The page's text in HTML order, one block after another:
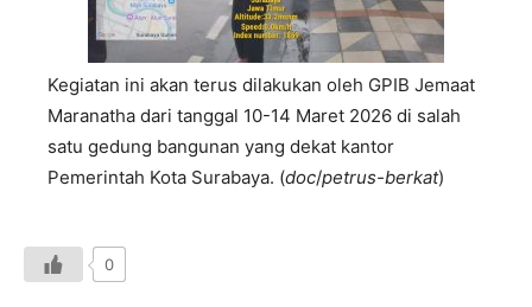
Kegiatan ini akan terus dilakukan oleh GPIB Jemaat
Maranatha dari tanggal 10-14 Maret 2026 di salah
satu gedung bangunan yang dekat kantor
Pemerintah Kota Surabaya. (doc/petrus-berkat)
0